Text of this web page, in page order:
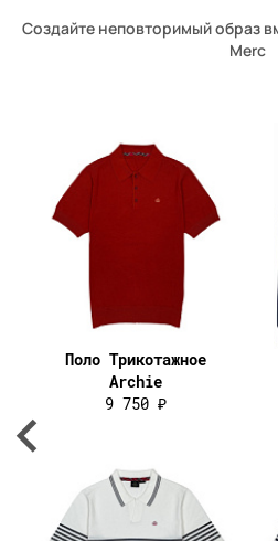
Создайте неповторимый образ
Merc
Поло Трикотажное
Archie
9 750 ₽